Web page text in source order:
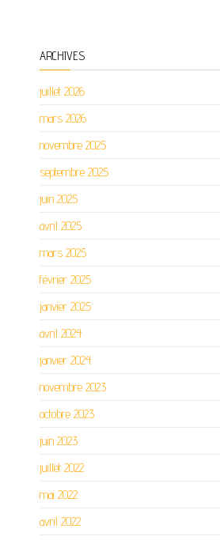
ARCHIVES
juillet 2026
mars 2026
novembre 2025
septembre 2025
juin 2025
avril 2025
mars 2025
février 2025
janvier 2025
avril 2024
janvier 2024
novembre 2023
octobre 2023
juin 2023
juillet 2022
mai 2022
avril 2022